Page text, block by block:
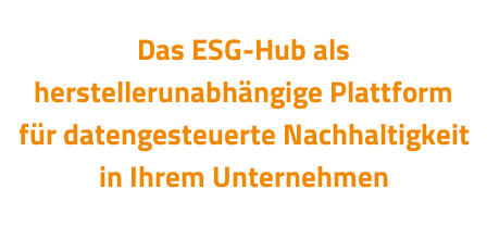
Das ESG-Hub als
herstellerunabhängige Plattform
für datengesteuerte Nachhaltigkeit
in Ihrem Unternehmen